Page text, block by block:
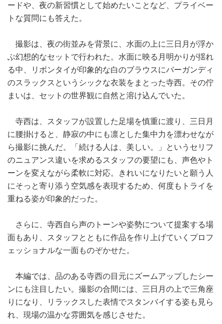
ードや、夜の新習慣として始めたいことなど、プライベー
トな質問にも答えた。
撮影は、夜の街並みを背景に、水面の上に三日月が浮か
ぶ幻想的なセットで行われた。水面に映る月明かりが揺れ
る中、リボンタイが印象的な白のブラウスにバーガンディ
のスラックスというシックな衣装をまとった寺西。その佇
まいは、セットの世界観に自然と溶け込んでいた。
寺西は、スタッフが設置した足場を慎重に渡り、三日月
に腰掛けると、静寂の中にも凛とした集中力を漂わせなが
ら撮影に挑んだ。「続ける人は、美しい。」というセリフ
のニュアンス違いを求めるスタッフの要望にも、声色やト
ーンを変えながら柔軟に対応。きれいになりたいと願う人
にそっと寄り添う空気感を表現するため、何度もトライを
重ねる姿が印象的だった。
さらに、寺西自ら声のトーンや姿勢について提案する場
面もあり、スタッフとともに作品を作り上げていくプロフ
ェッショナルな一面ものぞかせた。
本編では、品のある寺西の目元にズームアップしたシー
ンにも注目したい。撮影の合間には、三日月の上で三角座
りになり、リラックスした表情でスタンバイする姿も見ら
れ、現場の温かな雰囲気を感じさせた。